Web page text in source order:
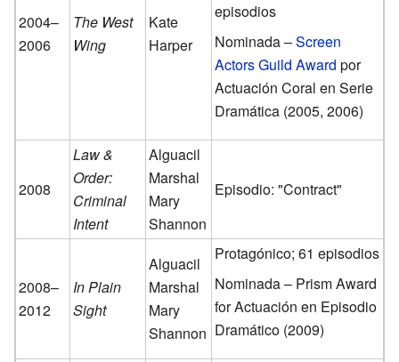
2004–
2006
The West
Wing
Kate
Harper
episodios
Nominada –Screen
Actors Guild Award por
Actuación Coral en Serie
Dramática (2005, 2006)
2008
Law &
Order:
Criminal
Intent
Alguacil
Marshal
Mary
Shannon
Episodio: "Contract"
2008–
2012
In Plain
Sight
Alguacil
Marshal
Mary
Shannon
Protagónico; 61 episodios
Nominada – Prism Award
for Actuación en Episodio
Dramático (2009)